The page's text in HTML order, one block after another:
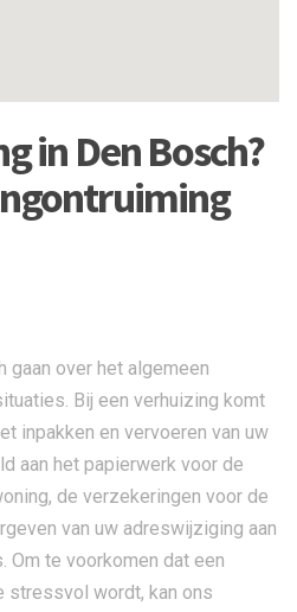
in Den Bosch?
gaan over het algemeen
Bij een verhuizing komt
inpakken en vervoeren van uw
aan het papierwerk voor de
de verzekeringen voor de
van uw adreswijziging aan
Om te voorkomen dat een
stressvol wordt, kan ons